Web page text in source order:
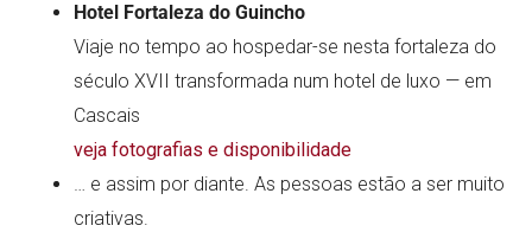
Hotel Fortaleza do Guincho
Viaje no tempo ao hospedar-se nesta fortaleza do
século XVII transformada num hotel de luxo — em
Cascais
veja fotografias e disponibilidade
… e assim por diante. As pessoas estão a ser muito
criativas.